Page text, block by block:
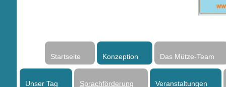
Startseite Konzeption Das Mütze-Team
Unser Tag Sprachförderung Veranstaltungen